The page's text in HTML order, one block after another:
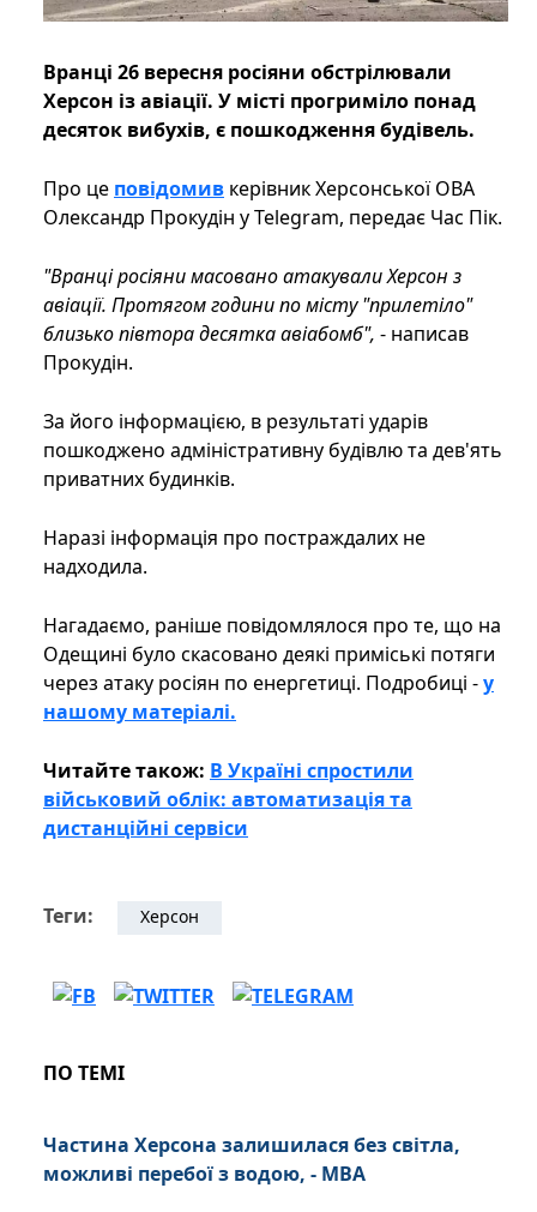
Вранці 26 вересня росіяни обстрілювали
Херсон із авіації. У місті прогриміло понад
десяток вибухів, є пошкодження будівель.
Про це повідомив керівник Херсонської ОВА
Олександр Прокудін у Telegram, передає Час Пік.
"Вранці росіяни масовано атакували Херсон з
авіації. Протягом години по місту "прилетіло"
близько півтора десятка авіабомб", - написав
Прокудін.
За його інформацією, в результаті ударів
пошкоджено адміністративну будівлю та дев'ять
приватних будинків.
Наразі інформація про постраждалих не
надходила.
Нагадаємо, раніше повідомлялося про те, що на
Одещині було скасовано деякі приміські потяги
через атаку росіян по енергетиці. Подробиці -у
нашому матеріалі.
Читайте також: В Україні спростили
військовий облік: автоматизація та
дистанційні сервіси
Теги: Херсон
ПО ТЕМІ
Частина Херсона залишилася без світла,
можливі перебої з водою, - МВА